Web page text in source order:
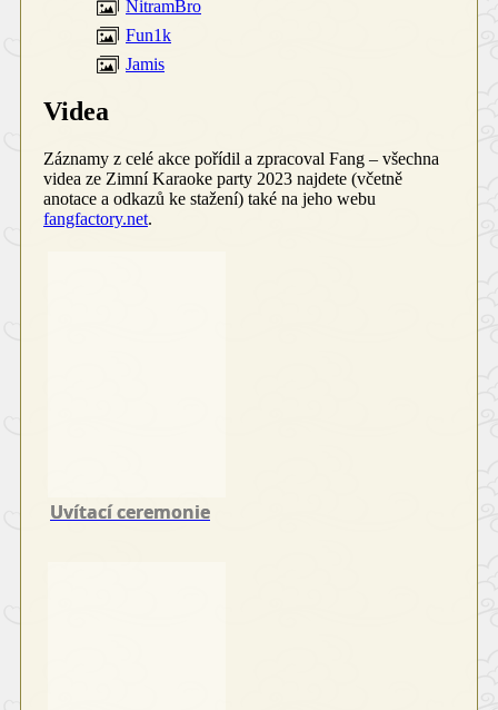
NitramBro
Fun1k
Jamis
Videa
Záznamy z celé akce pořídil a zpracoval Fang – všechna
videa ze Zimní Karaoke party 2023 najdete (včetně
anotace a odkazů ke stažení) také na jeho webu
fangfactory.net.
Uvítací ceremonie